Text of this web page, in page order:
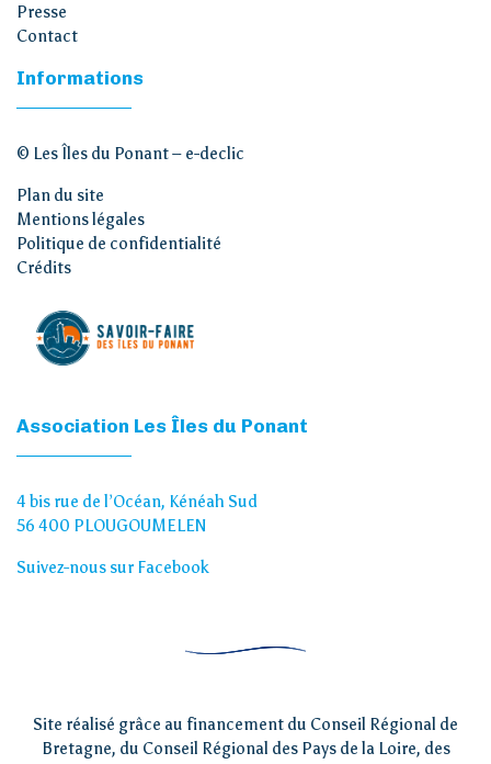
Presse
Contact
Informations
© Les Îles du Ponant – e-declic
Plan du site
Mentions légales
Politique de confidentialité
Crédits
Association Les Îles du Ponant
4 bis rue de l’Océan, Kénéah Sud
56 400 PLOUGOUMELEN
Suivez-nous sur Facebook
Site réalisé grâce au financement du Conseil Régional de
Bretagne, du Conseil Régional des Pays de la Loire, des